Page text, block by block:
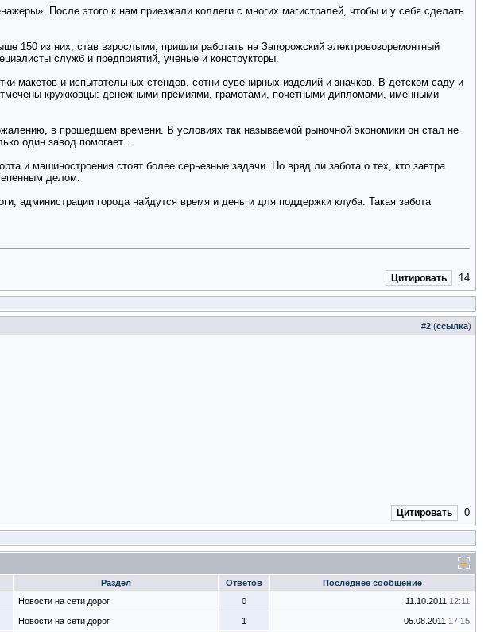
После этого к нам приезжали коллеги с многих магистралей, чтобы и у себя сделать
150 из них, став взрослыми, пришли работать на Запорожский электровозоремонтный
служб и предприятий, ученые и конструкторы.
макетов и испытательных стендов, сотни сувенирных изделий и значков. В детском саду и
кружковцы: денежными премиями, грамотами, почетными дипломами, именными
в прошедшем времени. В условиях так называемой рыночной экономики он стал не
один завод помогает...
и машиностроения стоят более серьезные задачи. Но вряд ли забота о тех, кто завтра
делом.
администрации города найдутся время и деньги для поддержки клуба. Такая забота
Цитировать 14
#2 (ссылка)
Цитировать 0
Раздел Ответов Последнее сообщение
Новости на сети дорог 0 11.10.2011 12:11
Новости на сети дорог 1 05.08.2011 17:15